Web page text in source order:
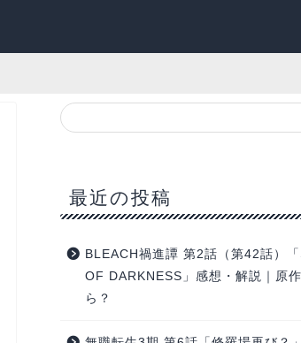
最近の投稿
BLEACH禍進譚 第2話（第42話）「
OF DARKNESS」感想・解説｜原
ら？